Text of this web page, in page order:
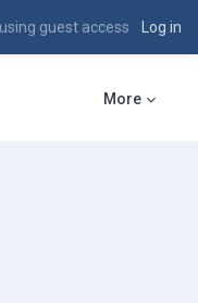
guest access Log in
More